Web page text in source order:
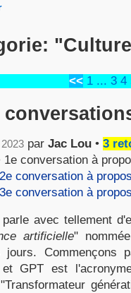
<< 1 ... 3 4
par Jac Lou • 3
1e conversation à
conversation à
conversation à
avec tellement
artificielle"
jours. Commençons
GPT est